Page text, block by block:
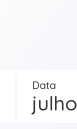
Data